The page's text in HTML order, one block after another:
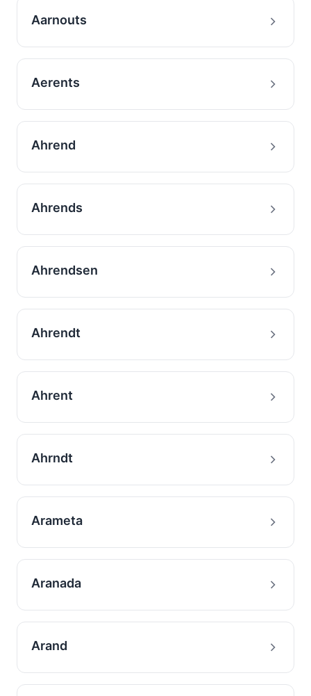
Aarnouts
Aerents
Ahrend
Ahrends
Ahrendsen
Ahrendt
Ahrent
Ahrndt
Arameta
Aranada
Arand